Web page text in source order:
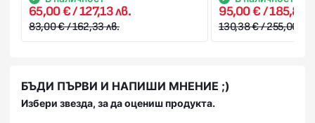
65,00 € / 127,13 лв.
83,00 € / 162,33 лв.
95,00 € / 185,80
130,38 € / 255,00 лв.
БЪДИ ПЪРВИ И НАПИШИ МНЕНИЕ ;)
Избери звезда, за да оцениш продукта.